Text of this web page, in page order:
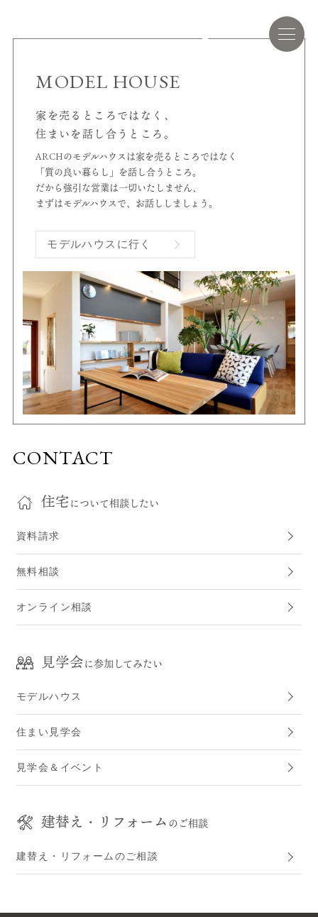
MODEL HOUSE
家を売るところではなく、
住まいを話し合うところ。
ARCHのモデルハウスは家を売るところではなく
「質の良い暮らし」を話し合うところ。
だから強引な営業は一切いたしません、
まずはモデルハウスで、お話ししましょう。
モデルハウスに行く
CONTACT
住宅について相談したい
資料請求
無料相談
オンライン相談
見学会に参加してみたい
モデルハウス
住まい見学会
見学会＆イベント
建替え・リフォーム のご相談
建替え・リフォームのご相談